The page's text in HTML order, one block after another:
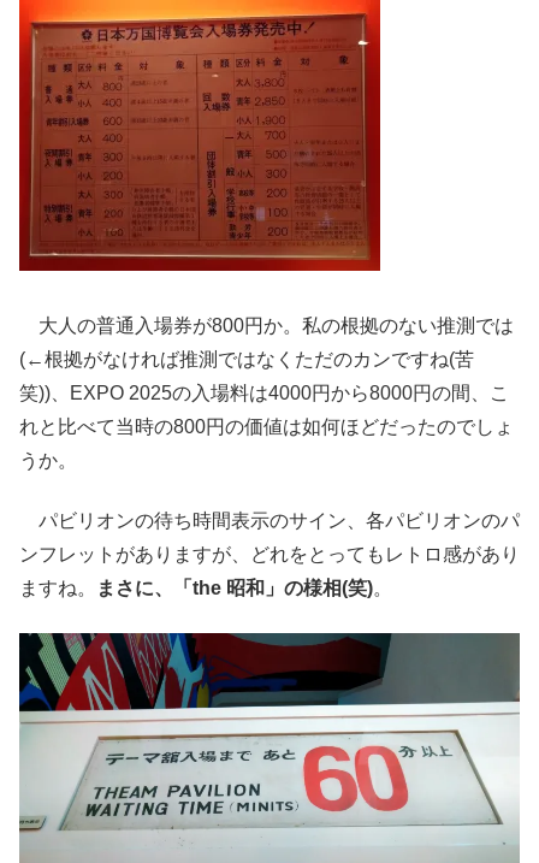
大人の普通入場券が800円か。私の根拠のない推測では
(←根拠がなければ推測ではなくただのカンですね(苦
笑))、EXPO 2025の入場料は4000円から8000円の間、こ
れと比べて当時の800円の価値は如何ほどだったのでしょ
うか。
パビリオンの待ち時間表示のサイン、各パビリオンのパ
ンフレットがありますが、どれをとってもレトロ感があり
ますね。
まさに、「the 昭和」の様相(笑)。